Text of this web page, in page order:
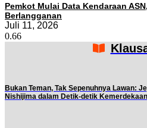
Pemkot Mulai Data Kendaraan
Berlangganan
Juli 11, 2026
Bukan Teman, Tak Sepenuhnya Lawan:
Nishijima dalam Detik-detik